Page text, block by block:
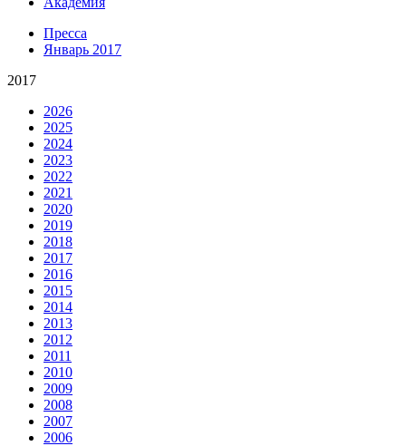
Пресса
Январь 2017
2017
2026
2025
2024
2023
2022
2021
2020
2019
2018
2017
2016
2015
2014
2013
2012
2011
2010
2009
2008
2007
2006